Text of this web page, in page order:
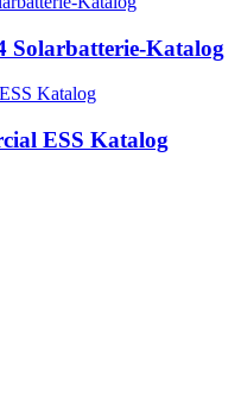
Solarbatterie-Katalog
ESS Katalog